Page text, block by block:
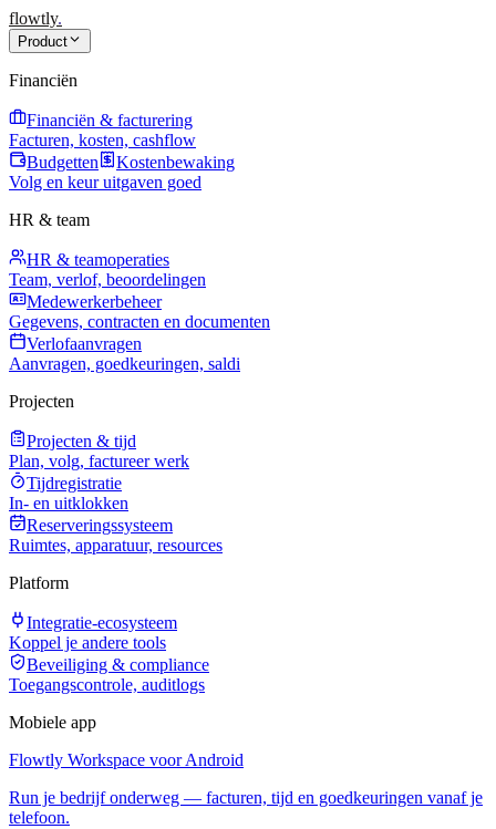
flowtly.
Product
Financiën
Financiën & facturering
Facturen, kosten, cashflow
Budgetten
Kostenbewaking
Volg en keur uitgaven goed
HR & team
HR & teamoperaties
Team, verlof, beoordelingen
Medewerkerbeheer
Gegevens, contracten en documenten
Verlofaanvragen
Aanvragen, goedkeuringen, saldi
Projecten
Projecten & tijd
Plan, volg, factureer werk
Tijdregistratie
In- en uitklokken
Reserveringssysteem
Ruimtes, apparatuur, resources
Platform
Integratie-ecosysteem
Koppel je andere tools
Beveiliging & compliance
Toegangscontrole, auditlogs
Mobiele app
Flowtly Workspace voor Android
Run je bedrijf onderweg — facturen, tijd en goedkeuringen vanaf je
telefoon.